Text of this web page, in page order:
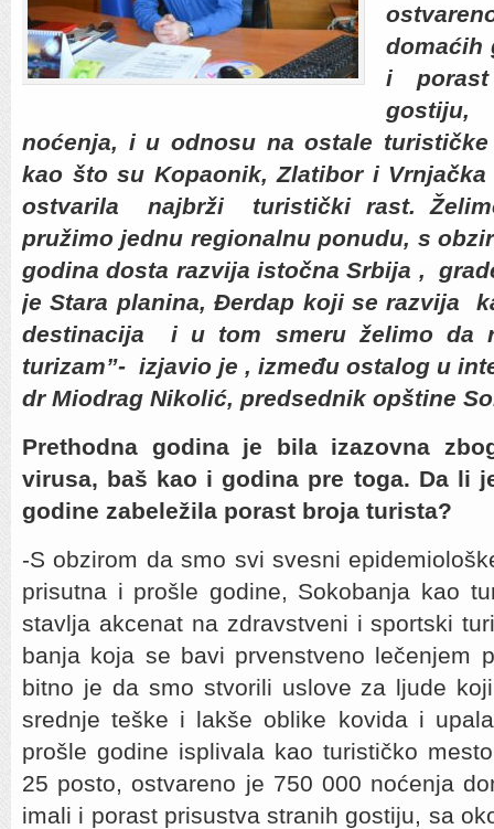
domaćih
i
noćenja, i u odnosu na ostale
kao što su Kopaonik, Zlatibor i Vrnjačka
ostvarila najbrži turistički rast.
pružimo jednu regionalnu ponudu, s
godina dosta razvija istočna Srbija ,
je Stara planina, Đerdap koji se razvija
destinacija i u tom smeru želimo da
turizam”- izjavio je , između ostalog u
dr Miodrag Nikolić, predsednik opštine
Prethodna godina je bila izazovna
virusa, baš kao i godina pre toga. Da li
godine zabeležila porast broja turista?
-S obzirom da smo svi svesni
prisutna i prošle godine, Sokobanja kao
stavlja akcenat na zdravstveni i sportski
banja koja se bavi prvenstveno lečenjem
bitno je da smo stvorili uslove za ljude
srednje teške i lakše oblike kovida i
prošle godine isplivala kao turističko
25 posto, ostvareno je 750 000 noćenja
imali i porast prisustva stranih gostiju, sa